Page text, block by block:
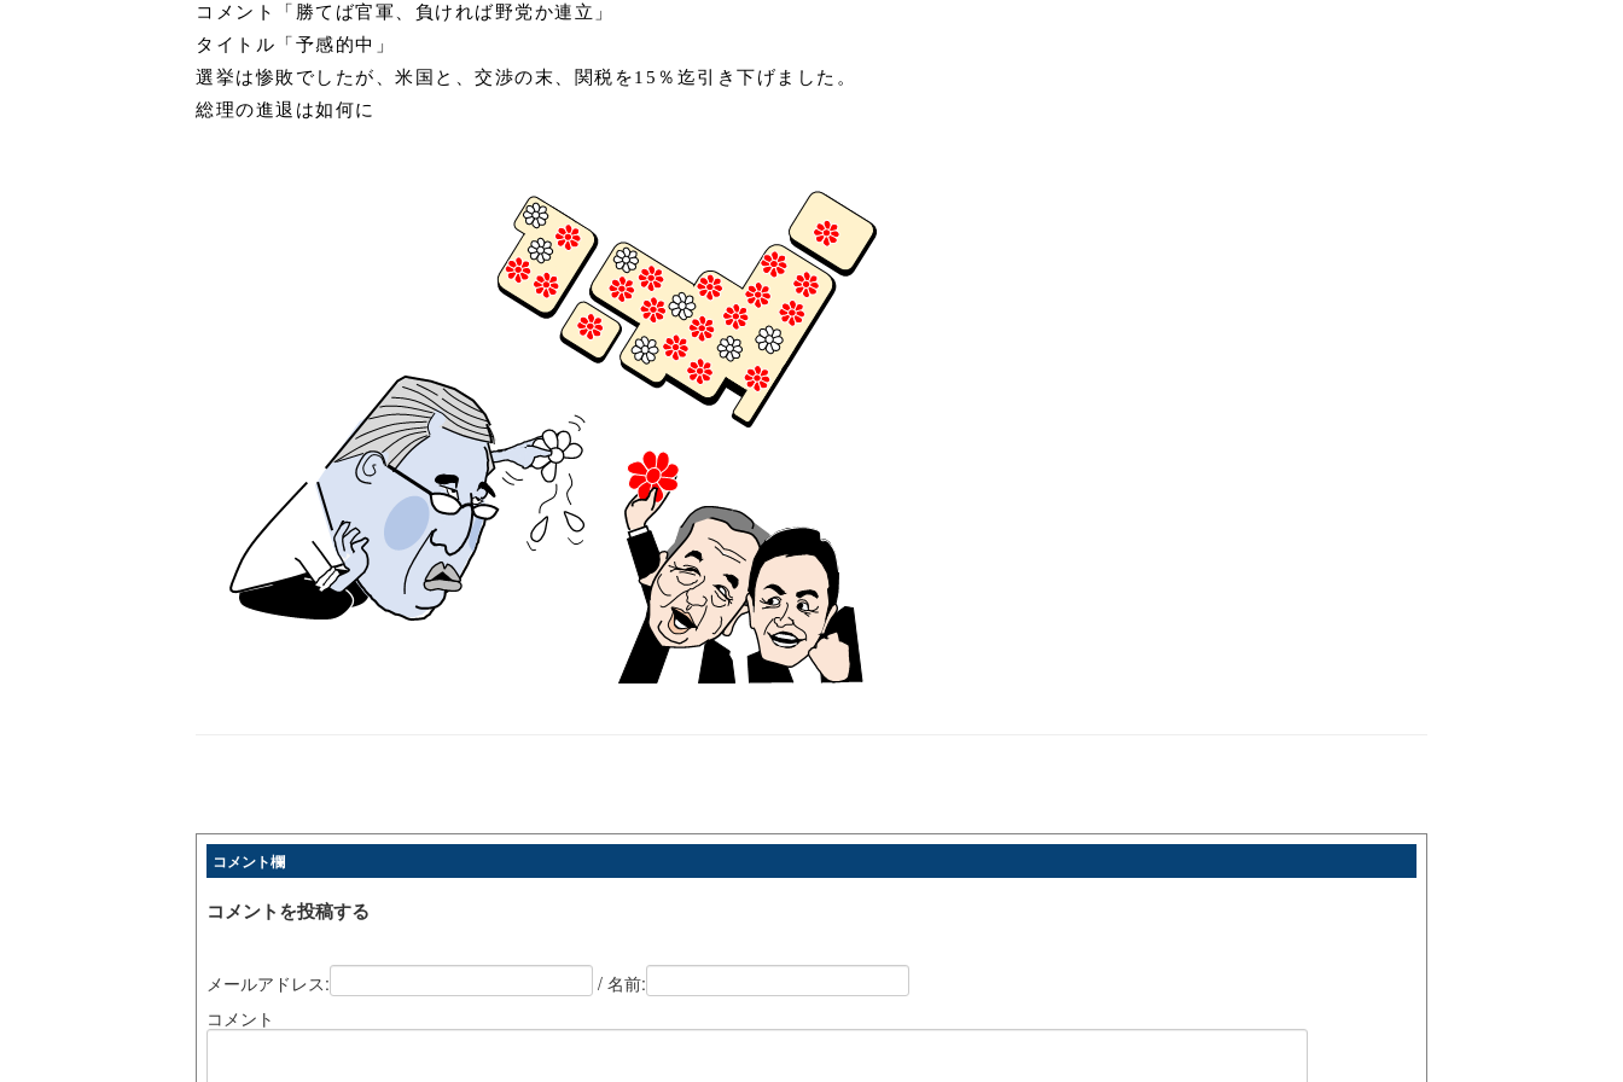
コメント「勝てば官軍、負ければ野党か連立」
タイトル「予感的中」
選挙は惨敗でしたが、米国と、交渉の末、関税を15％迄引き下げました。
総理の進退は如何に
コメント欄
コメントを投稿する
メールアドレス:
/ 名前:
コメント